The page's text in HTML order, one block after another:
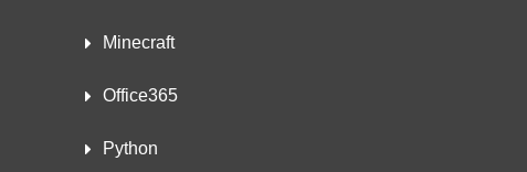
Minecraft
Office365
Python